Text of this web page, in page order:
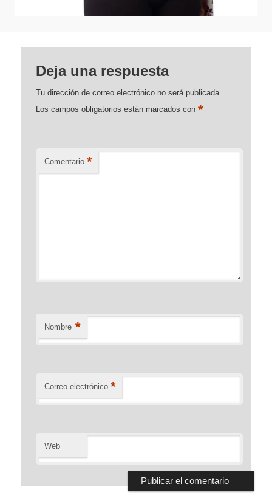
Deja una respuesta
Tu dirección de correo electrónico no será publicada.
Los campos obligatorios están marcados con*
Comentario *
Nombre *
Correo electrónico *
Web